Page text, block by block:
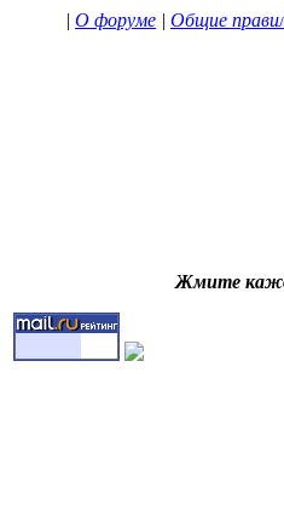
| О форуме | Общие
Жмите